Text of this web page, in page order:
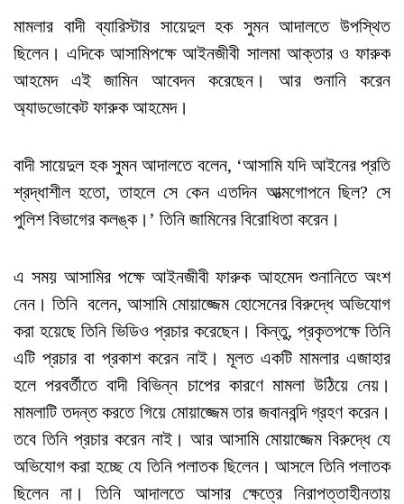
মামলার বাদী ব্যারিস্টার সায়েদুল হক সুমন আদালতে উপস্থিত
ছিলেন। এদিকে আসামিপক্ষে আইনজীবী সালমা আক্তার ও ফারুক
আহমেদ এই জামিন আবেদন করেছেন। আর শুনানি করেন
অ্যাডভোকেট ফারুক আহমেদ।
বাদী সায়েদুল হক সুমন আদালতে বলেন, ‘আসামি যদি আইনের প্রতি
শ্রদ্ধাশীল হতো, তাহলে সে কেন এতদিন আত্মগোপনে ছিল? সে
পুলিশ বিভাগের কলঙ্ক।’ তিনি জামিনের বিরোধিতা করেন।
এ সময় আসামির পক্ষে আইনজীবী ফারুক আহমেদ শুনানিতে অংশ
নেন। তিনি বলেন, আসামি মোয়াজ্জেম হোসেনের বিরুদ্ধে অভিযোগ
করা হয়েছে তিনি ভিডিও প্রচার করেছেন। কিন্তু, প্রকৃতপক্ষে তিনি
এটি প্রচার বা প্রকাশ করেন নাই। মূলত একটি মামলার এজাহার
হলে পরবর্তীতে বাদী বিভিন্ন চাপের কারণে মামলা উঠিয়ে নেয়।
মামলাটি তদন্ত করতে গিয়ে মোয়াজ্জেম তার জবানবন্দি গ্রহণ করেন।
তবে তিনি প্রচার করেন নাই। আর আসামি মোয়াজ্জেম বিরুদ্ধে যে
অভিযোগ করা হচ্ছে যে তিনি পলাতক ছিলেন। আসলে তিনি পলাতক
ছিলেন না। তিনি আদালতে আসার ক্ষেত্রে নিরাপত্তাহীনতায়